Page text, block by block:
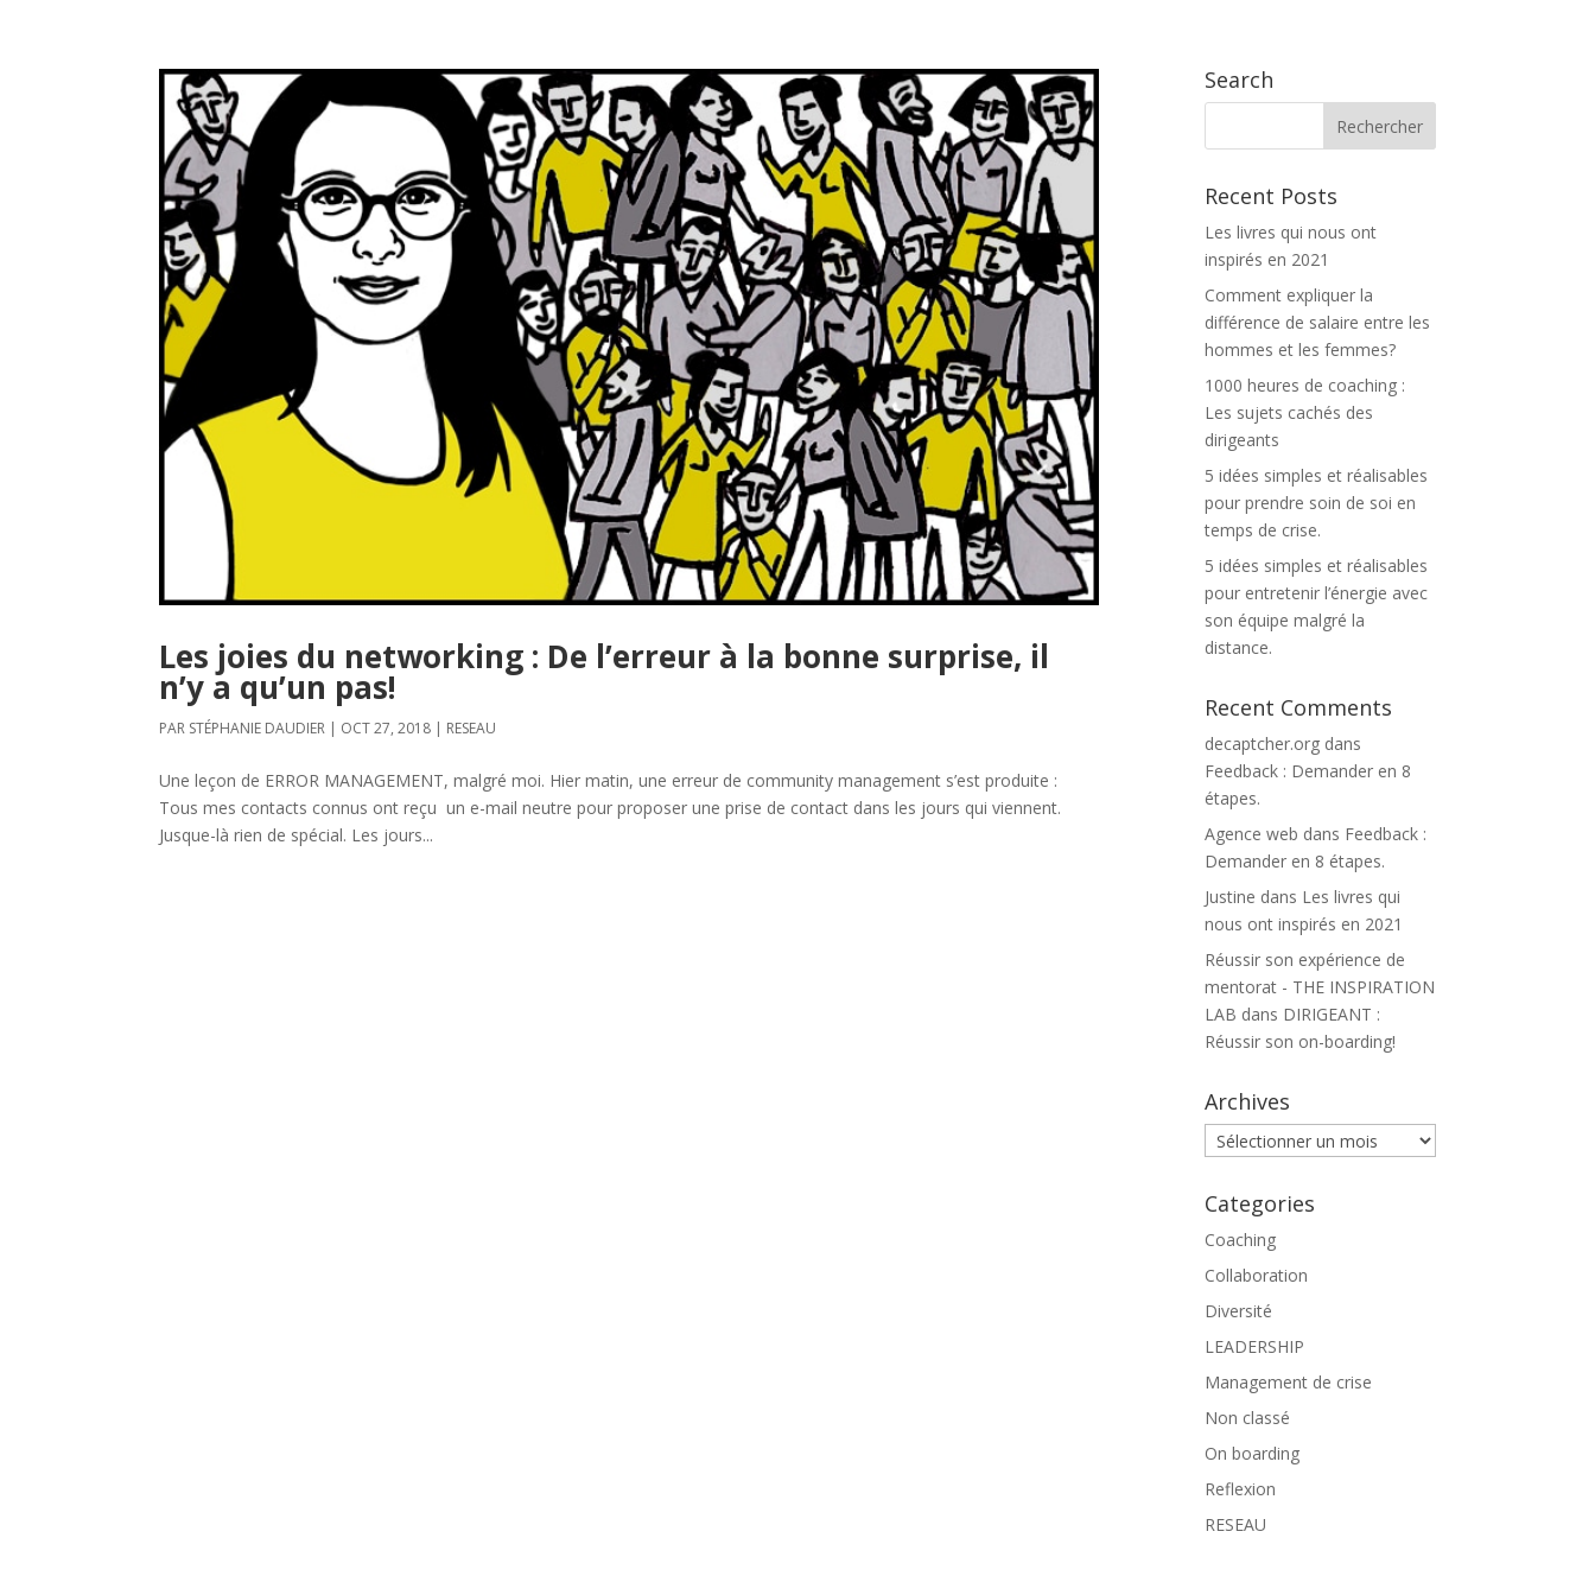
Les joies du networking : De l’erreur à la bonne surprise, il
n’y a qu’un pas!
PAR STÉPHANIE DAUDIER | OCT 27, 2018 | RESEAU
Une leçon de ERROR MANAGEMENT, malgré moi. Hier matin, une erreur de community management s’est produite :
Tous mes contacts connus ont reçu un e-mail neutre pour proposer une prise de contact dans les jours qui viennent.
Jusque-là rien de spécial. Les jours...
Search
Recent Posts
Les livres qui nous ont
inspirés en 2021
Comment expliquer la
différence de salaire entre les
hommes et les femmes?
1000 heures de coaching :
Les sujets cachés des
dirigeants
5 idées simples et réalisables
pour prendre soin de soi en
temps de crise.
5 idées simples et réalisables
pour entretenir l’énergie avec
son équipe malgré la
distance.
Recent Comments
decaptcher.org dans
Feedback : Demander en 8
étapes.
Agence web dans Feedback :
Demander en 8 étapes.
Justine dans Les livres qui
nous ont inspirés en 2021
Réussir son expérience de
mentorat - THE INSPIRATION
LAB dans DIRIGEANT :
Réussir son on-boarding!
Archives
Archives
Categories
Coaching
Collaboration
Diversité
LEADERSHIP
Management de crise
Non classé
On boarding
Reflexion
RESEAU